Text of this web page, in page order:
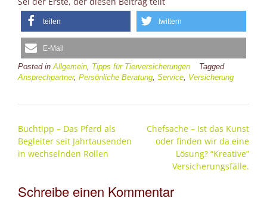
teilen twittern
E-Mail
Posted inAllgemein, Tipps für Tierversicherungen
Tagged
Ansprechpartner, Persönliche Beratung, Service, Versicherung
Post
navigation
Buchtipp – Das Pferd als
Begleiter seit Jahrtausenden
in wechselnden Rollen
Chefsache – Ist das Kunst
oder finden wir da eine
Lösung? “Kreative”
Versicherungsfälle.
Schreibe einen Kommentar